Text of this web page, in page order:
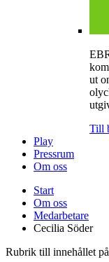
ut
Till
Play
Pressrum
Om oss
Start
Om oss
Medarbetare
Cecilia Söder
Rubrik till innehållet